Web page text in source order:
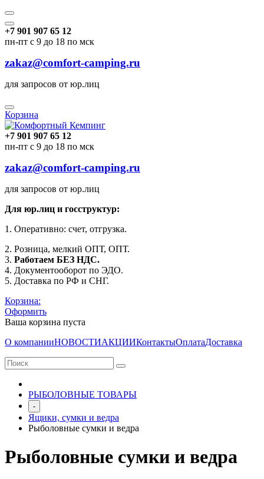
+7 901 907 65 12
пн-пт с 9 до 18 по мск
zakaz@comfort-camping.ru
для запросов от юр.лиц
Корзина
+7 901 907 65 12
пн-пт с 9 до 18 по мск
zakaz@comfort-camping.ru
для запросов от юр.лиц
Для юр.лиц и госструктур:
1. Оперативно: счет, отгрузка.
2. Розница, мелкий ОПТ, ОПТ.
3. Работаем БЕЗ НДС.
4. Документооборот по ЭДО.
5. Доставка по РФ и СНГ.
Корзина:
Оформить
Ваша корзина пуста
О компанииНОВОСТИАКЦИИКонтактыОплатаДоставка
РЫБОЛОВНЫЕ ТОВАРЫ
-
Ящики, сумки и ведра
Рыболовные сумки и ведра
Рыболовные сумки и ведра